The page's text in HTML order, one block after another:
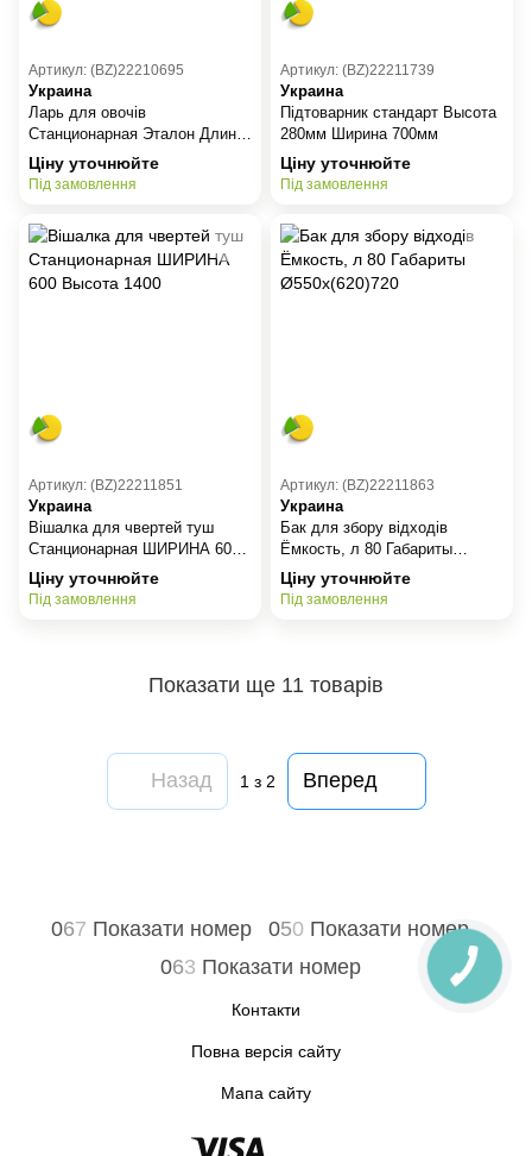
Артикул: (BZ)22210695
Украина
Ларь для овочів
Станционарная Эталон Длина
600 Ширина 600 Высота 1200
Ціну уточнюйте
Під замовлення
Артикул: (BZ)22211739
Украина
Підтоварник стандарт Высота
280мм Ширина 700мм
Ціну уточнюйте
Під замовлення
Артикул: (BZ)22211851
Украина
Вішалка для чвертей туш
Станционарная ШИРИНА 600
Высота 1400
Ціну уточнюйте
Під замовлення
Артикул: (BZ)22211863
Украина
Бак для збору відходів
Ёмкость, л 80 Габариты
Ø550х(620)720
Ціну уточнюйте
Під замовлення
Показати ще 11 товарів
Назад 1 з 2 Вперед
067 Показати номер 050 Показати номер
063 Показати номер
Контакти
Повна версія сайту
Мапа сайту